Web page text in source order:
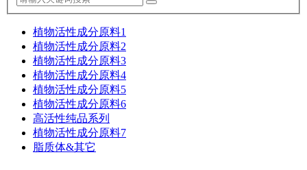
植物活性成分原料1
植物活性成分原料2
植物活性成分原料3
植物活性成分原料4
植物活性成分原料5
植物活性成分原料6
高活性纯品系列
植物活性成分原料7
脂质体&其它